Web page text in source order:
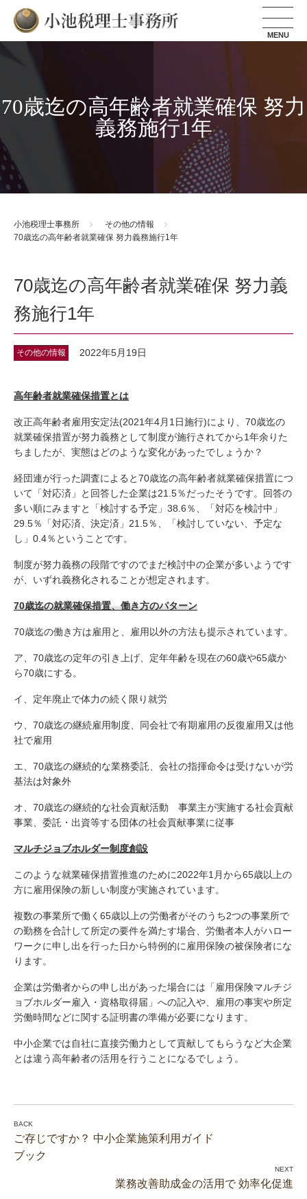
小池税理士事務所
70歳迄の高年齢者就業確保 努力
義務施行1年
小池税理士事務所
その他の情報
70歳迄の高年齢者就業確保 努力義務施行1年
70歳迄の高年齢者就業確保 努力義
務施行1年
その他の情報 2022年5月19日
高年齢者就業確保措置とは
改正高年齢者雇用安定法(2021年4月1日施行)により、70歳迄の
就業確保措置が努力義務として制度が施行されてから1年余りた
ちましたが、実態はどのような変化があったでしょうか？
経団連が行った調査によると70歳迄の高年齢者就業確保措置につ
いて「対応済」と回答した企業は21.5％だったそうです。回答の
多い順にみますと「検討する予定」38.6％、「対応を検討中」
29.5％「対応済、決定済」21.5％、「検討していない、予定な
し」0.4％ということです。
制度が努力義務の段階ですのでまだ検討中の企業が多いようです
が、いずれ義務化されることが想定されます。
70歳迄の就業確保措置、働き方のパターン
70歳迄の働き方は雇用と、雇用以外の方法も提示されています。
ア、70歳迄の定年の引き上げ、定年年齢を現在の60歳や65歳か
ら70歳にする。
イ、定年廃止で体力の続く限り就労
ウ、70歳迄の継続雇用制度、同会社で有期雇用の反復雇用又は他
社で雇用
エ、70歳迄の継続的な業務委託、会社の指揮命令は受けないが労
基法は対象外
オ、70歳迄の継続的な社会貢献活動 事業主が実施する社会貢献
事業、委託・出資等する団体の社会貢献事業に従事
マルチジョブホルダー制度創設
このような就業確保措置推進のために2022年1月から65歳以上の
方に雇用保険の新しい制度が実施されています。
複数の事業所で働く65歳以上の労働者がそのうち2つの事業所で
の勤務を合計して所定の要件を満たす場合、労働者本人がハロー
ワークに申し出を行った日から特例的に雇用保険の被保険者にな
ります。
企業は労働者からの申し出があった場合には「雇用保険マルチジ
ョブホルダー雇入・資格取得届」への記入や、雇用の事実や所定
労働時間などに関する証明書の準備が必要になります。
中小企業では自社に直接労働力として貢献してもらうなど大企業
とは違う高年齢者の活用を行うことになるでしょう。
ご存じですか？ 中小企業施策利用ガイド
ブック
業務改善助成金の活用で 効率化促進